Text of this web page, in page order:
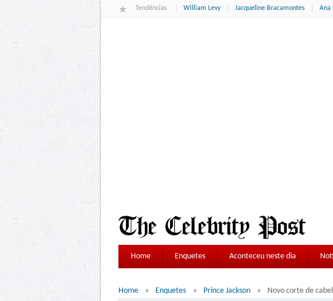
Tendências William Levy Jacqueline Bracamontes Ana
Home Enquetes Aconteceu neste dia
Home Enquetes Prince Jackson Novo corte de